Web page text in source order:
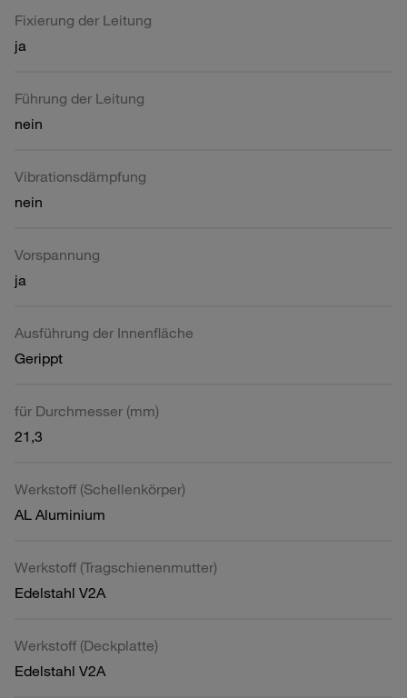
Fixierung der Leitung
ja
Führung der Leitung
nein
Vibrationsdämpfung
nein
Vorspannung
ja
Ausführung der Innenfläche
Gerippt
für Durchmesser (mm)
21,3
Werkstoff (Schellenkörper)
AL Aluminium
Werkstoff (Tragschienenmutter)
Edelstahl V2A
Werkstoff (Deckplatte)
Edelstahl V2A